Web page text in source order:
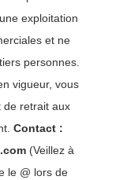
exploitation
et ne
personnes.
vigueur, vous
de retrait aux
Contact :
(Veillez à
le @ lors de